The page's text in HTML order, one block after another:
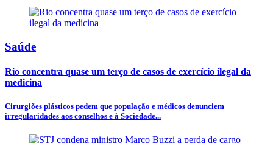
Saúde
Rio concentra quase um terço de casos de exercício ilegal da
medicina
Cirurgiões plásticos pedem que população e médicos denunciem
irregularidades aos conselhos e à Sociedade...